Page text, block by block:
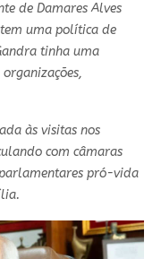
de Damares Alves
uma política de
tinha uma
às visitas nos
com câmaras
pró-vida